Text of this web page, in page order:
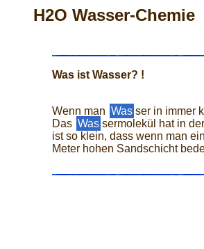
H2O Wasser-Chemie
Was ist Wasser? !
Wenn man Was ser in immer
Das Was sermolekül hat in
ist so klein, dass wenn man
Meter hohen Sandschicht